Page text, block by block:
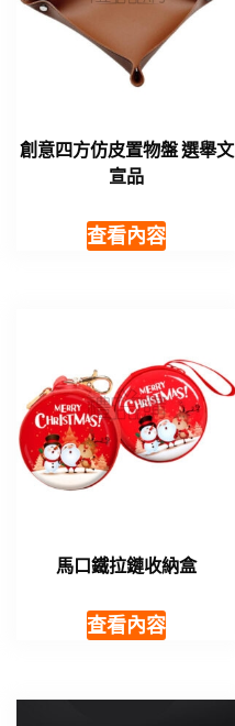
創意四方仿皮置物盤 選舉文
宣品
查看內容
馬口鐵拉鏈收納盒
查看內容